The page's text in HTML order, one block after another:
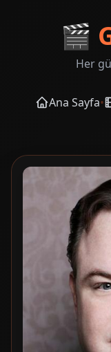
🎬
Her
Ana Sayfa•